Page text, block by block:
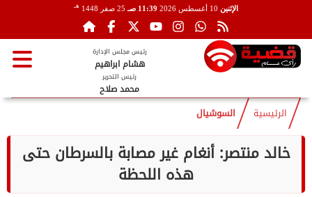
الإثنين 11:39 صـ 25 صفر 1448 هـ
رئيس مجلس الإدارة
هشام ابراهيم
رئيس التحرير
محمد صلاح
الرئيسية السوشيال
خالد منتصر: أنغام غير مصابة بالسرطان حتى
هذه اللحظة